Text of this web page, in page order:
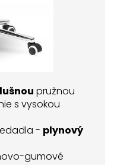
pružnou
s vysokou
- plynový
gumové